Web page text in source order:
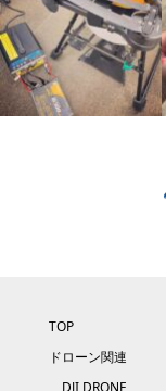
TOP
ドローン関連
DJI DRONE